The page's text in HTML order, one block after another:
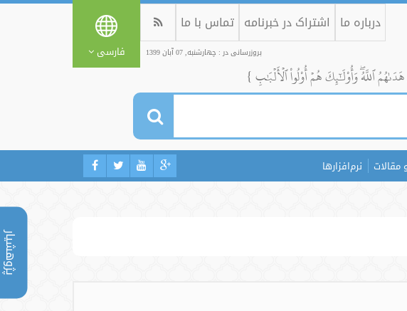
پژوهشیار
درباره ما اشتراک در خبرنامه تماس با ما
بروزرسانی در : چهارشنبه, 07 آبان 1399 فارسی
ٱللَّهُۖ وَأُوْلَٰٓئِكَ هُمۡ أُوْلُواْ ٱلۡأَلۡبَٰبِ }
مقالات نرم‌افزارها